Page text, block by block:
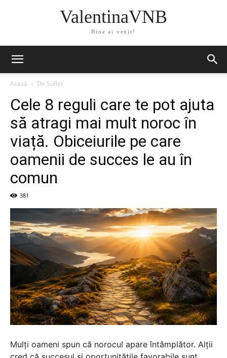
ValentinaVNB
Bine ai venit!
Acasă De Suflet
Cele 8 reguli care te pot ajuta
să atragi mai mult noroc în
viață. Obiceiurile pe care
oamenii de succes le au în
comun
381
Mulți oameni spun că norocul apare întâmplător. Alții